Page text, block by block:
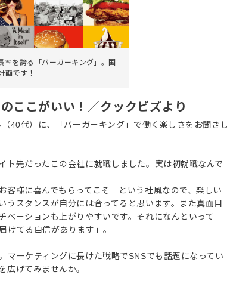
率を誇る「バーガーキング」。国
画です！
ここがいい！／クックビズより
40代）に、「バーガーキング」で働く楽しさをお聞き
ト先だったこの会社に就職しました。実は初就職なんで
客様に喜んでもらってこそ…という社風なので、楽しい
スタンスが自分には合ってると思います。また真面目
ベーションも上がりやすいです。それになんといって
けてる自信があります」。
マーケティングに長けた戦略でSNSでも話題になってい
広げてみませんか。